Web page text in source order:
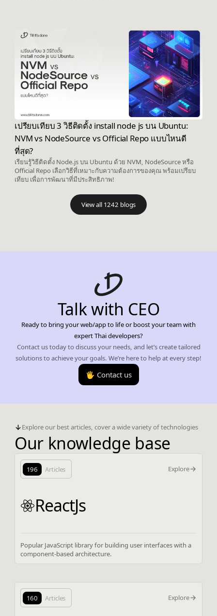
เปรียบเทียบ 3 วิธีติดตั้ง install node js บน Ubuntu:
NVM vs NodeSource vs Official Repo แบบไหนดี
ที่สุด?
เรียนรู้วิธีติดตั้ง Node.js บน Ubuntu ด้วย NVM, NodeSource หรือ
Official Repo เลือกวิธีที่เหมาะกับความต้องการของคุณ พร้อมเปรียบ
เทียบ เพื่อการพัฒนาที่มีประสิทธิภาพ!
View all 1242 blogs
Talk with CEO
Ready to bring your web/app to life or boost your team with
expert Thai developers?
Contact us today to discuss your needs, and let’s create tailored
solutions to achieve your goals. We’re here to help at every step!
🖐️ Contact us
Explore our best articles, cover a wide variety of technologies
Our knowledge base
196 Articles Explore
ReactJs
Popular JavaScript library for building user interfaces with a
component-based architecture.
160 Articles Explore